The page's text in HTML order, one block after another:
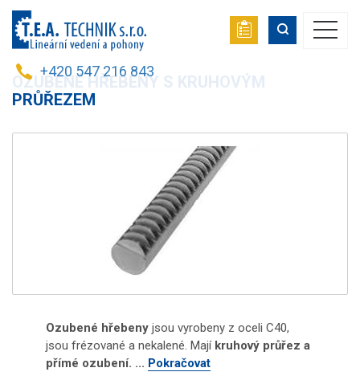
+420 547 216 843
OZUBENÉ HŘEBENY S KRUHOVÝM
PRŮŘEZEM
Ozubené hřebenyjsou vyrobeny z oceli C40,
jsou frézované a nekalené. Mají kruhový průřez a
přímé ozubení. ... Pokračovat